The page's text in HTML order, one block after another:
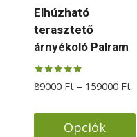
Elhúzható
terasztető
árnyékoló Palram
Értékelés:
5.00
89000 Ft – 159000 Ft
-
Opciók